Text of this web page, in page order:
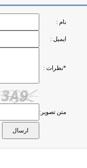
نام :
ایمیل :
*نظرات :
متن تصویر: